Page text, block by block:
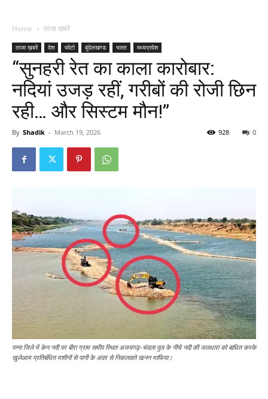
Home ताजा ख़बरें
ताजा ख़बरें देश फोटो बुंदेलखण्ड भारत मध्यप्रदेश
“सुनहरी रेत का काला कारोबार:
नदियां उजड़ रहीं, गरीबों की रोजी छिन
रही… और सिस्टम मौन!”
By Shadik - March 19, 2026 0
928
पन्ना जिले में केन नदी पर बीरा ग्राम समीप स्थित अजयगढ़-चंदला पुल के नीचे नदी की जलधारा को बाधित करके
खुलेआम प्रतिबंधित मशीनों से पानी के अंदर से निकलवाते खनन माफिया।